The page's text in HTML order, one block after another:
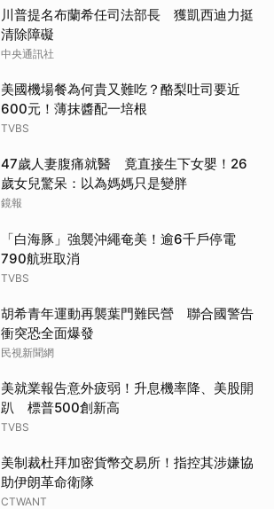
川普提名布蘭希任司法部長 獲凱西迪力挺
清除障礙
中央通訊社
美國機場餐為何貴又難吃？酪梨吐司要近
600元！薄抹醬配一培根
TVBS
47歲人妻腹痛就醫 竟直接生下女嬰！26
歲女兒驚呆：以為媽媽只是變胖
鏡報
「白海豚」強襲沖繩奄美！逾6千戶停電
790航班取消
TVBS
胡希青年運動再襲葉門難民營 聯合國警告
衝突恐全面爆發
民視新聞網
美就業報告意外疲弱！升息機率降、美股開
趴 標普500創新高
TVBS
美制裁杜拜加密貨幣交易所！指控其涉嫌協
助伊朗革命衛隊
CTWANT